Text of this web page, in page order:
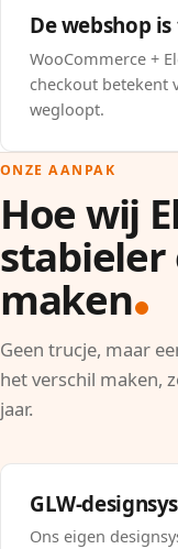
De webshop
WooCommerce +
checkout betekent
wegloopt.
ONZE AANPAK
Hoe wij
stabieler
maken
Geen trucje, maar
het verschil maken,
jaar.
GLW-
Ons eigen